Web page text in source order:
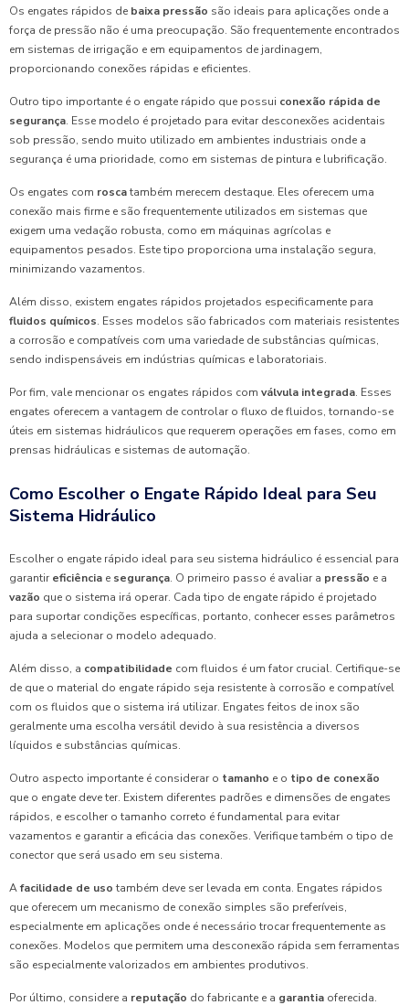
Os engates rápidos de baixa pressão são ideais para aplicações onde a
força de pressão não é uma preocupação. São frequentemente encontrados
em sistemas de irrigação e em equipamentos de jardinagem,
proporcionando conexões rápidas e eficientes.
Outro tipo importante é o engate rápido que possui conexão rápida de
segurança. Esse modelo é projetado para evitar desconexões acidentais
sob pressão, sendo muito utilizado em ambientes industriais onde a
segurança é uma prioridade, como em sistemas de pintura e lubrificação.
Os engates com roscatambém merecem destaque. Eles oferecem uma
conexão mais firme e são frequentemente utilizados em sistemas que
exigem uma vedação robusta, como em máquinas agrícolas e
equipamentos pesados. Este tipo proporciona uma instalação segura,
minimizando vazamentos.
Além disso, existem engates rápidos projetados especificamente para
fluidos químicos. Esses modelos são fabricados com materiais resistentes
a corrosão e compatíveis com uma variedade de substâncias químicas,
sendo indispensáveis em indústrias químicas e laboratoriais.
Por fim, vale mencionar os engates rápidos com válvula integrada. Esses
engates oferecem a vantagem de controlar o fluxo de fluidos, tornando-se
úteis em sistemas hidráulicos que requerem operações em fases, como em
prensas hidráulicas e sistemas de automação.
Como Escolher o Engate Rápido Ideal para Seu
Sistema Hidráulico
Escolher o engate rápido ideal para seu sistema hidráulico é essencial para
garantir eficiência e segurança. O primeiro passo é avaliar a pressão e a
vazão que o sistema irá operar. Cada tipo de engate rápido é projetado
para suportar condições específicas, portanto, conhecer esses parâmetros
ajuda a selecionar o modelo adequado.
Além disso, a compatibilidade com fluidos é um fator crucial. Certifique-se
de que o material do engate rápido seja resistente à corrosão e compatível
com os fluidos que o sistema irá utilizar. Engates feitos de inox são
geralmente uma escolha versátil devido à sua resistência a diversos
líquidos e substâncias químicas.
Outro aspecto importante é considerar o tamanho e o tipo de conexão
que o engate deve ter. Existem diferentes padrões e dimensões de engates
rápidos, e escolher o tamanho correto é fundamental para evitar
vazamentos e garantir a eficácia das conexões. Verifique também o tipo de
conector que será usado em seu sistema.
Afacilidade de uso também deve ser levada em conta. Engates rápidos
que oferecem um mecanismo de conexão simples são preferíveis,
especialmente em aplicações onde é necessário trocar frequentemente as
conexões. Modelos que permitem uma desconexão rápida sem ferramentas
são especialmente valorizados em ambientes produtivos.
Por último, considere a reputação do fabricante e a garantia oferecida.